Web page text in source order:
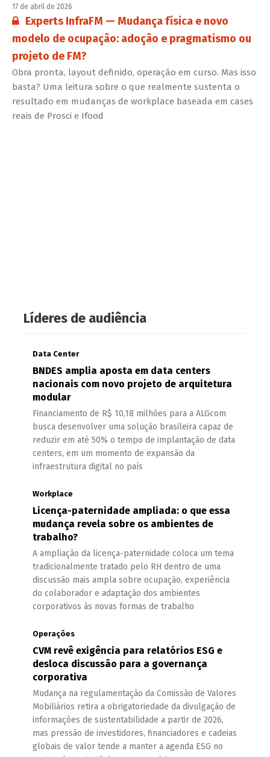
17 de abril de 2026
Conteúdo restrito:
Experts InfraFM — Mudança física e novo
modelo de ocupação: adoção e pragmatismo ou
projeto de FM?
Obra pronta, layout definido, operação em curso. Mas isso
basta? Uma leitura sobre o que realmente sustenta o
resultado em mudanças de workplace baseada em cases
reais de Prosci e Ifood
Líderes de audiência
Data Center
BNDES amplia aposta em data centers
nacionais com novo projeto de arquitetura
modular
Financiamento de R$ 10,18 milhões para a ALGcom
busca desenvolver uma solução brasileira capaz de
reduzir em até 50% o tempo de implantação de data
centers, em um momento de expansão da
infraestrutura digital no país
Workplace
Licença-paternidade ampliada: o que essa
mudança revela sobre os ambientes de
trabalho?
A ampliação da licença-paternidade coloca um tema
tradicionalmente tratado pelo RH dentro de uma
discussão mais ampla sobre ocupação, experiência
do colaborador e adaptação dos ambientes
corporativos às novas formas de trabalho
Operações
CVM revê exigência para relatórios ESG e
desloca discussão para a governança
corporativa
Mudança na regulamentação da Comissão de Valores
Mobiliários retira a obrigatoriedade da divulgação de
informações de sustentabilidade a partir de 2026,
mas pressão de investidores, financiadores e cadeias
globais de valor tende a manter a agenda ESG no